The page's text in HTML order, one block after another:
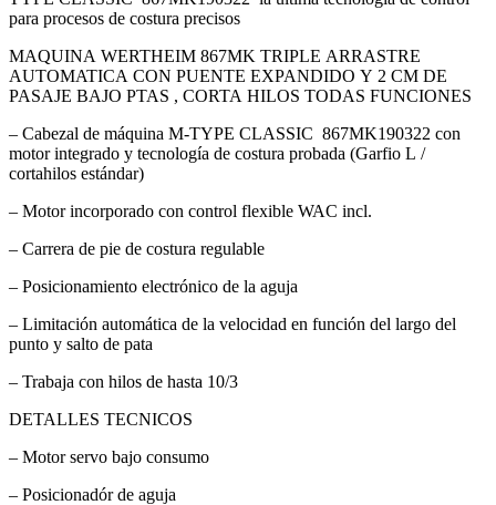
para procesos de costura precisos
MAQUINA WERTHEIM 867MK TRIPLE ARRASTRE
AUTOMATICA CON PUENTE EXPANDIDO Y 2 CM DE
PASAJE BAJO PTAS , CORTA HILOS TODAS FUNCIONES
– Cabezal de máquina M-TYPE CLASSIC 867MK190322 con
motor integrado y tecnología de costura probada (Garfio L /
cortahilos estándar)
– Motor incorporado con control flexible WAC incl.
– Carrera de pie de costura regulable
– Posicionamiento electrónico de la aguja
– Limitación automática de la velocidad en función del largo del
punto y salto de pata
– Trabaja con hilos de hasta 10/3
DETALLES TECNICOS
– Motor servo bajo consumo
– Posicionadór de aguja